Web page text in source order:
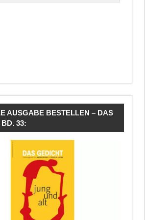
AUSGABE BESTELLEN – DAS
33: